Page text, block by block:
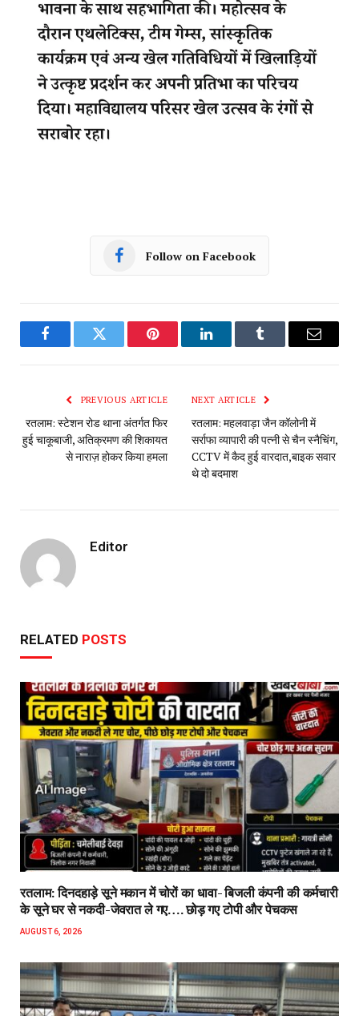
Follow on Facebook
FacebookTwitter Pinterest LinkedInTumblr Email
PREVIOUS ARTICLE
रतलाम: स्टेशन रोड थाना अंतर्गत फिर
हुई चाकूबाजी, अतिक्रमण की शिकायत
से नाराज़ होकर किया हमला
NEXT ARTICLE
रतलाम: महलवाड़ा जैन कॉलोनी में
सर्राफा व्यापारी की पत्नी से चैन स्नैचिंग,
CCTV में कैद हुई वारदात,बाइक सवार
थे दो बदमाश
Editor
RELATED POSTS
रतलाम: दिनदहाड़े सूने मकान में चोरों का धावा- बिजली कंपनी की कर्मचारी
के सूने घर से नकदी-जेवरात ले गए…. छोड़ गए टोपी और पेचकस
AUGUST 6, 2026